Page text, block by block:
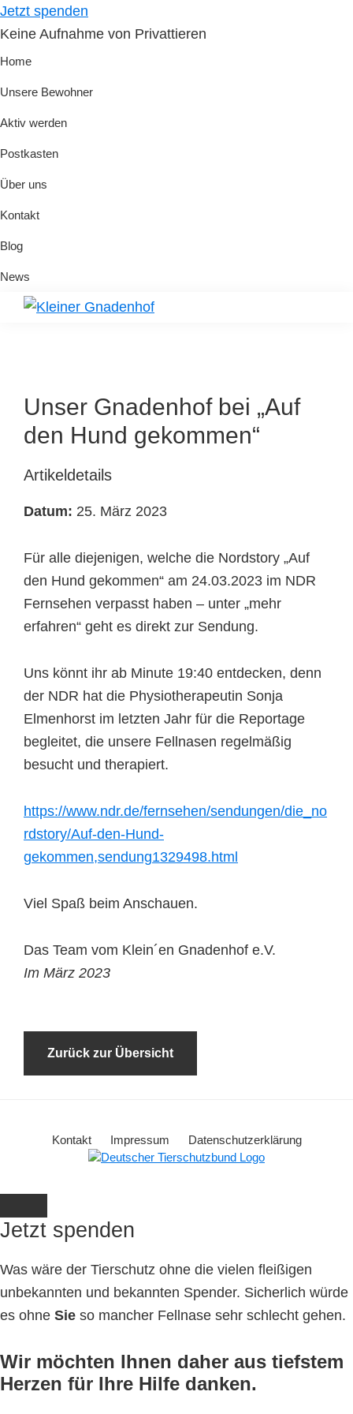
Skip
to
primary
Skip
to
main
Jetzt spenden
Keine Aufnahme von Privattieren
Home
Unsere Bewohner
Aktiv werden
Postkasten
Über uns
Kontakt
Blog
News
Unser Gnadenhof bei „Auf
den Hund gekommen“
Artikeldetails
Datum: 25. März 2023
Für alle diejenigen, welche die Nordstory „Auf
den Hund gekommen“ am 24.03.2023 im NDR
Fernsehen verpasst haben – unter „mehr
erfahren“ geht es direkt zur Sendung.
Uns könnt ihr ab Minute 19:40 entdecken, denn
der NDR hat die Physiotherapeutin Sonja
Elmenhorst im letzten Jahr für die Reportage
begleitet, die unsere Fellnasen regelmäßig
besucht und therapiert.
https://www.ndr.de/fernsehen/sendungen/die_no
rdstory/Auf-den-Hund-
gekommen,sendung1329498.html
Viel Spaß beim Anschauen.
Das Team vom Klein´en Gnadenhof e.V.
Im März 2023
Zurück zur Übersicht
Kontakt Impressum Datenschutzerklärung
Jetzt spenden
Was wäre der Tierschutz ohne die vielen fleißigen
unbekannten und bekannten Spender. Sicherlich würde
es ohne Sie so mancher Fellnase sehr schlecht gehen.
Wir möchten Ihnen daher aus tiefstem
Herzen für Ihre Hilfe danken.